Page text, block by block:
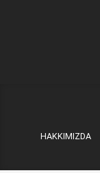
HAKKIMIZDA